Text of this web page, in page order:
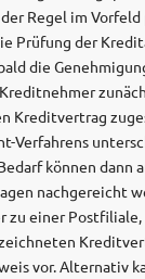
Regel im
Prüfung der
die
Kreditvertrag
Verfahrens
können dann
nachgereicht
zu einer
vor. Alternativ